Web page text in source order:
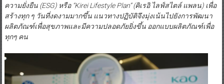
ความยั่งยืน (ESG) หรือ “Kirei Lifestyle Plan” (คิเรอิ ไลฟ์สไตล์ แพลน) เพื่อ
สร้างทุก ๆ วันที่งดงามมากขึ้น แนวทางปฏิบัติจึงมุ่งเน้นไปยังการพัฒนา
ผลิตภัณฑ์เพื่อสุขภาพและมีความปลอดภัยยิ่งขึ้น ออกแบบผลิตภัณฑ์เพื่อ
ทุกๆ คน